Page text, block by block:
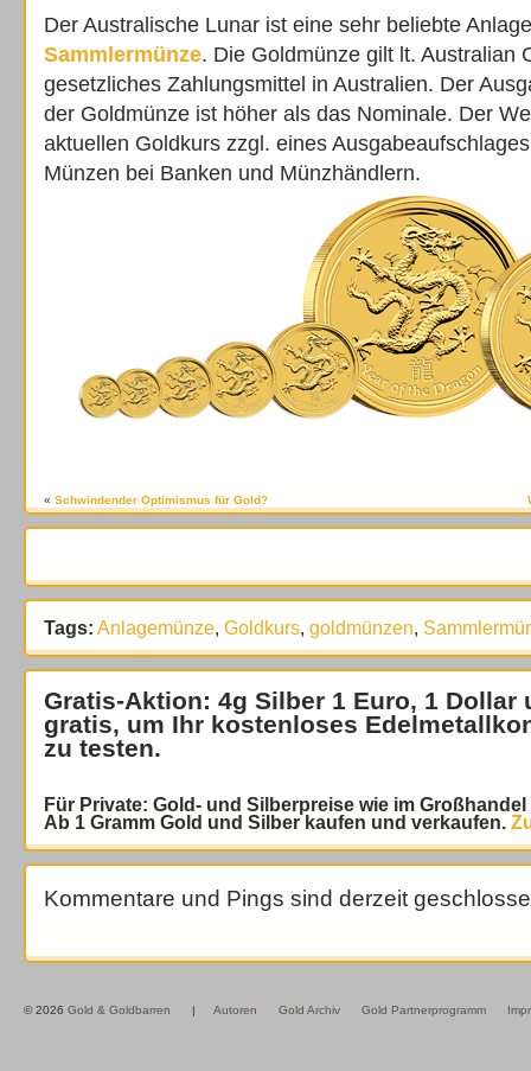
Der Australische Lunar ist eine sehr beliebte
Sammlermünze. Die Goldmünze gilt lt. Australian
gesetzliches Zahlungsmittel in Australien. Der
der Goldmünze ist höher als das Nominale. Der
aktuellen Goldkurs zzgl. eines
Münzen bei Banken und Münzhändlern.
« Schwindender Optimismus für Gold?
Tags: Anlagemünze, Goldkurs, goldmünzen,
Gratis-Aktion: 4g Silber 1 Euro, 1 Dollar
gratis, um Ihr kostenloses
zu testen.
Für Private: Gold- und Silberpreise wie im
Ab 1 Gramm Gold und Silber kaufen und verkaufen.
Kommentare und Pings sind derzeit
© 2026 Gold & Goldbarren | Autoren Gold Archiv Gold Partnerprogramm